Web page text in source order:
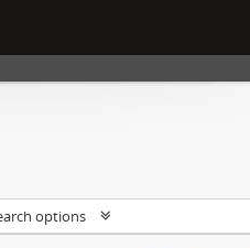
options